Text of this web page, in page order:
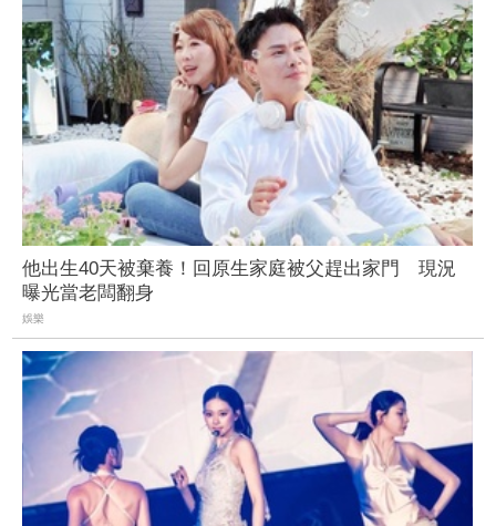
他出生40天被棄養！回原生家庭被父趕出家門 現況
曝光當老闆翻身
娛樂